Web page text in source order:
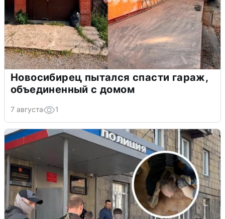
Новосибирец пытался спасти гараж,
объединенный с домом
7 августа 1